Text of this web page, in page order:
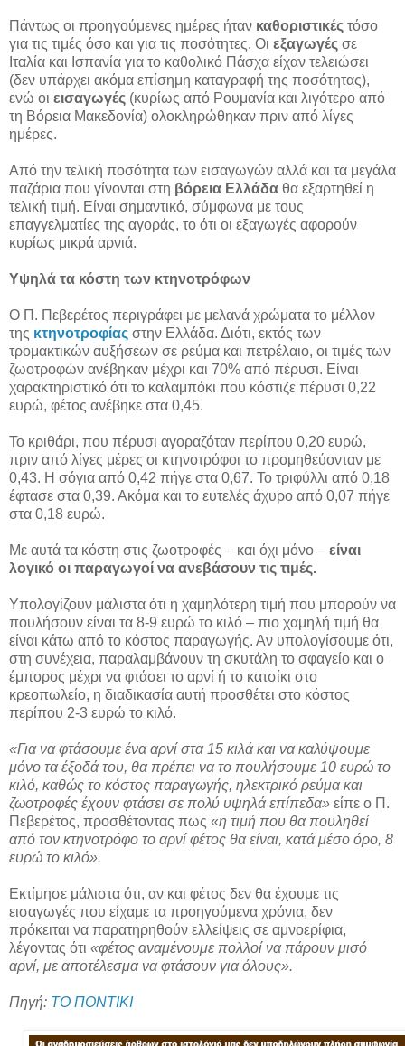
Πάντως οι προηγούμενες ημέρες ήταν καθοριστικές τόσο
για τις τιμές όσο και για τις ποσότητες. Οι εξαγωγές σε
Ιταλία και Ισπανία για το καθολικό Πάσχα είχαν τελειώσει
(δεν υπάρχει ακόμα επίσημη καταγραφή της ποσότητας),
ενώ οι εισαγωγές (κυρίως από Ρουμανία και λιγότερο από
τη Βόρεια Μακεδονία) ολοκληρώθηκαν πριν από λίγες
ημέρες.
Από την τελική ποσότητα των εισαγωγών αλλά και τα μεγάλα
παζάρια που γίνονται στη βόρεια Ελλάδα θα εξαρτηθεί η
τελική τιμή. Είναι σημαντικό, σύμφωνα με τους
επαγγελματίες της αγοράς, το ότι οι εξαγωγές αφορούν
κυρίως μικρά αρνιά.
Υψηλά τα κόστη των κτηνοτρόφων
Ο Π. Πεβερέτος περιγράφει με μελανά χρώματα το μέλλον
της κτηνοτροφίας στην Ελλάδα. Διότι, εκτός των
τρομακτικών αυξήσεων σε ρεύμα και πετρέλαιο, οι τιμές των
ζωοτροφών ανέβηκαν μέχρι και 70% από πέρυσι. Είναι
χαρακτηριστικό ότι το καλαμπόκι που κόστιζε πέρυσι 0,22
ευρώ, φέτος ανέβηκε στα 0,45.
Το κριθάρι, που πέρυσι αγοραζόταν περίπου 0,20 ευρώ,
πριν από λίγες μέρες οι κτηνοτρόφοι το προμηθεύονταν με
0,43. Η σόγια από 0,42 πήγε στα 0,67. Το τριφύλλι από 0,18
έφτασε στα 0,39. Ακόμα και το ευτελές άχυρο από 0,07 πήγε
στα 0,18 ευρώ.
Με αυτά τα κόστη στις ζωοτροφές – και όχι μόνο – είναι
λογικό οι παραγωγοί να ανεβάσουν τις τιμές.
Υπολογίζουν μάλιστα ότι η χαμηλότερη τιμή που μπορούν να
πουλήσουν είναι τα 8-9 ευρώ το κιλό – πιο χαμηλή τιμή θα
είναι κάτω από το κόστος παραγωγής. Αν υπολογίσουμε ότι,
στη συνέχεια, παραλαμβάνουν τη σκυτάλη το σφαγείο και ο
έμπορος μέχρι να φτάσει το αρνί ή το κατσίκι στο
κρεοπωλείο, η διαδικασία αυτή προσθέτει στο κόστος
περίπου 2-3 ευρώ το κιλό.
«Για να φτάσουμε ένα αρνί στα 15 κιλά και να καλύψουμε
μόνο τα έξοδά του, θα πρέπει να το πουλήσουμε 10 ευρώ το
κιλό, καθώς το κόστος παραγωγής, ηλεκτρικό ρεύμα και
ζωοτροφές έχουν φτάσει σε πολύ υψηλά επίπεδα» είπε ο Π.
Πεβερέτος, προσθέτοντας πως «η τιμή που θα πουληθεί
από τον κτηνοτρόφο το αρνί φέτος θα είναι, κατά μέσο όρο, 8
ευρώ το κιλό».
Εκτίμησε μάλιστα ότι, αν και φέτος δεν θα έχουμε τις
εισαγωγές που είχαμε τα προηγούμενα χρόνια, δεν
πρόκειται να παρατηρηθούν ελλείψεις σε αμνοερίφια,
λέγοντας ότι «φέτος αναμένουμε πολλοί να πάρουν μισό
αρνί, με αποτέλεσμα να φτάσουν για όλους».
Πηγή: ΤΟ ΠΟΝΤΙΚΙ